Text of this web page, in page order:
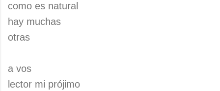
como es natural
hay muchas
otras
a vos
lector mi prójimo